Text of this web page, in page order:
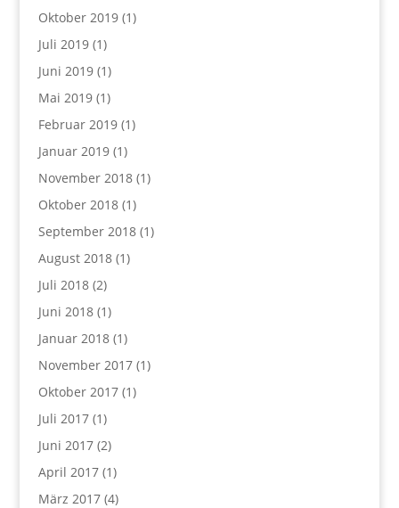
Oktober 2019(1)
Juli 2019(1)
Juni 2019(1)
Mai 2019(1)
Februar 2019(1)
Januar 2019(1)
November 2018(1)
Oktober 2018(1)
September 2018(1)
August 2018(1)
Juli 2018(2)
Juni 2018(1)
Januar 2018(1)
November 2017(1)
Oktober 2017(1)
Juli 2017(1)
Juni 2017(2)
April 2017(1)
März 2017(4)